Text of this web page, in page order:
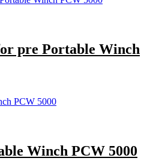
pre Portable Winch
Winch PCW 5000